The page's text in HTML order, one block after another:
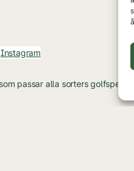
Instagram
passar alla sorters